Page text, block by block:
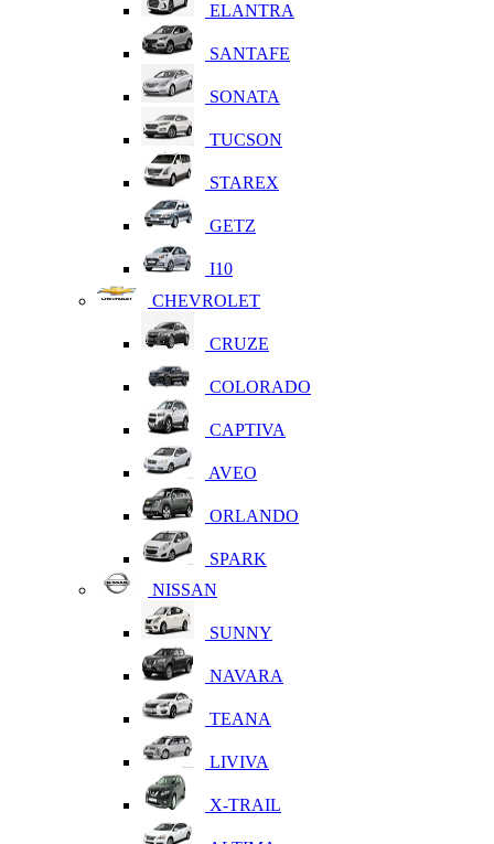
ELANTRA
SANTAFE
SONATA
TUCSON
STAREX
GETZ
I10
CHEVROLET
CRUZE
COLORADO
CAPTIVA
AVEO
ORLANDO
SPARK
NISSAN
SUNNY
NAVARA
TEANA
LIVIVA
X-TRAIL